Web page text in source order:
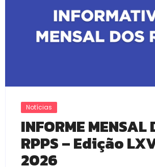
Notícias
INFORME MENSAL
RPPS – Edição
2026